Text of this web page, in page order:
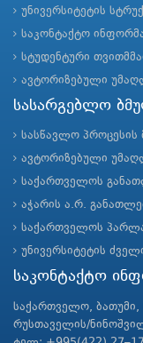
უნივერსიტეტის
საკონტაქტო
სტუდენტური
ავტორიზებული
სასარგებლო
სასწავლო პროცესის
ავტორიზებული
საქართველოს
აჭარის ა.რ.
საქართველოს
უნივერსიტეტის
საკონტაქტო
საქართველო, ბათუმი,
რუსთაველის/